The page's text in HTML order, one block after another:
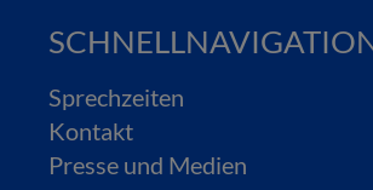
Sprechzeiten
Kontakt
Presse und Medien